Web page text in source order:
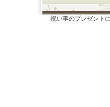
祝い事のプレゼント